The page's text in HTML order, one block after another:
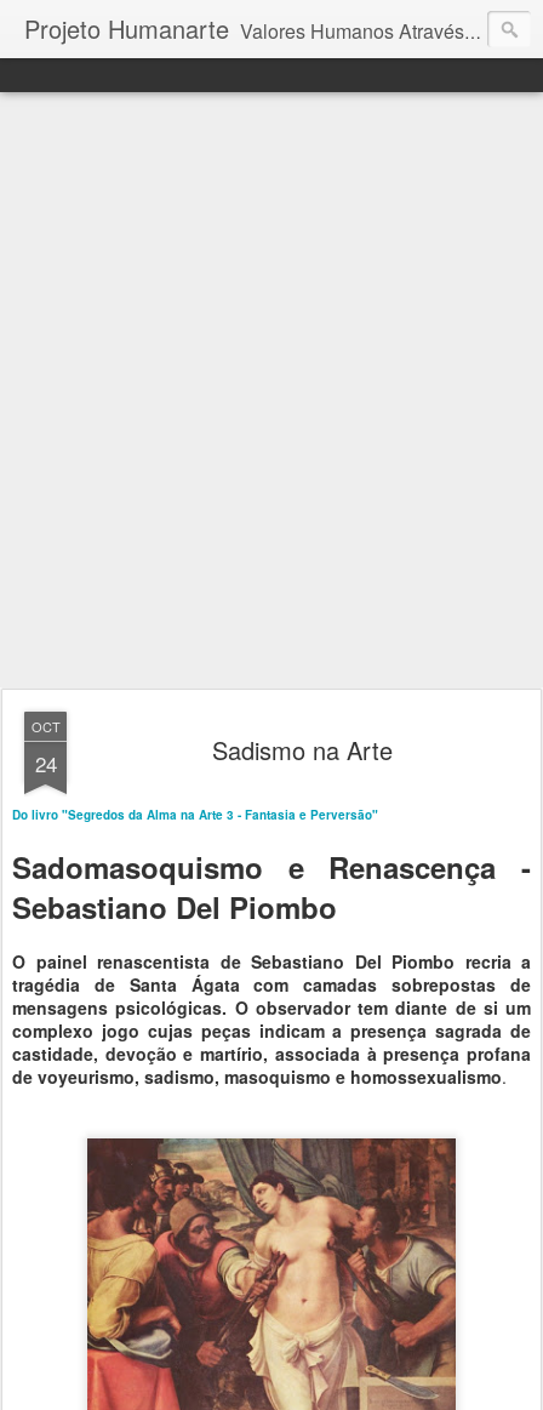
Projeto Humanarte Valores Humanos Através da Arte
OCT
24 Sadismo na Arte
Do livro "Segredos da Alma na Arte 3 - Fantasia e Perversão"
Sadomasoquismo e Renascença -
Sebastiano Del Piombo
O painel renascentista de Sebastiano Del Piombo recria a
tragédia de Santa Ágata com camadas sobrepostas de
mensagens psicológicas. O observador tem diante de si um
complexo jogo cujas peças indicam a presença sagrada de
castidade, devoção e martírio, associada à presença profana
de voyeurismo, sadismo, masoquismo e homossexualismo.